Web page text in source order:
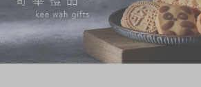
商务销售
嫁喜须知
奇华网志
手信礼品
家乡饼食
时令食品